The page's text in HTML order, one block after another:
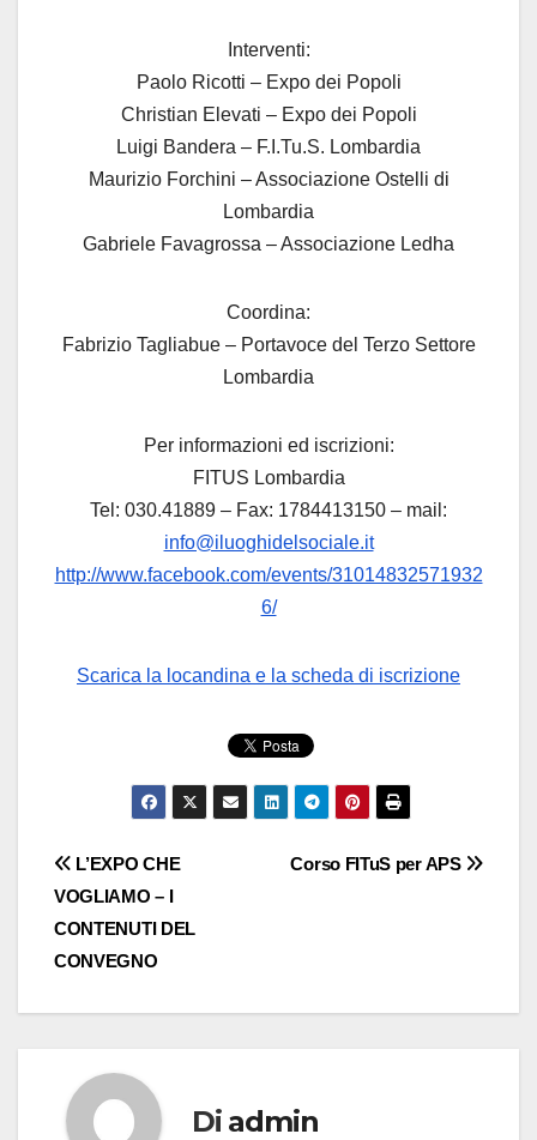
Interventi:
Paolo Ricotti – Expo dei Popoli
Christian Elevati – Expo dei Popoli
Luigi Bandera – F.I.Tu.S. Lombardia
Maurizio Forchini – Associazione Ostelli di
Lombardia
Gabriele Favagrossa – Associazione Ledha
Coordina:
Fabrizio Tagliabue – Portavoce del Terzo Settore
Lombardia
Per informazioni ed iscrizioni:
FITUS Lombardia
Tel: 030.41889 – Fax: 1784413150 – mail:
info@iluoghidelsociale.it
http://www.facebook.com/events/31014832571932
6/
Scarica la locandina e la scheda di iscrizione
Navigazione
articoli
Corso FITuS per APS
L’EXPO CHE
VOGLIAMO – I
CONTENUTI DEL
CONVEGNO
Di admin